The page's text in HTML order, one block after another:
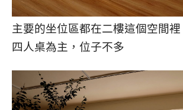
主要的坐位區都在二樓這個空間
四人桌為主，位子不多